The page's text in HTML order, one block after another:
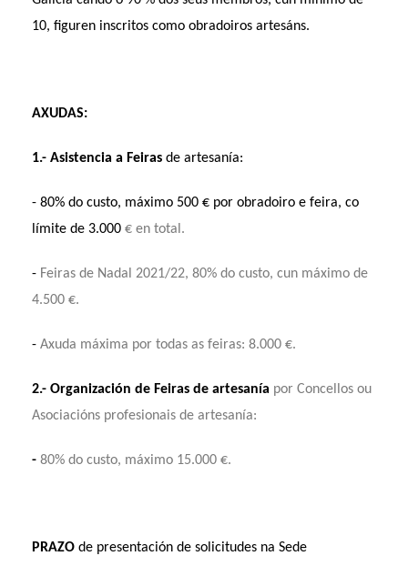
10, figuren inscritos como obradoiros artesáns.
AXUDAS:
1.- Asistencia a Feiras de artesanía:
- 80% do custo, máximo 500 € por obradoiro e feira, co
límite de 3.000 € en total.
- Feiras de Nadal 2021/22, 80% do custo, cun máximo de
4.500 €.
- Axuda máxima por todas as feiras: 8.000 €.
2.- Organización de Feiras de artesanía por Concellos ou
Asociacións profesionais de artesanía:
- 80% do custo, máximo 15.000 €.
P RAZO de presentación de solicitudes na Sede